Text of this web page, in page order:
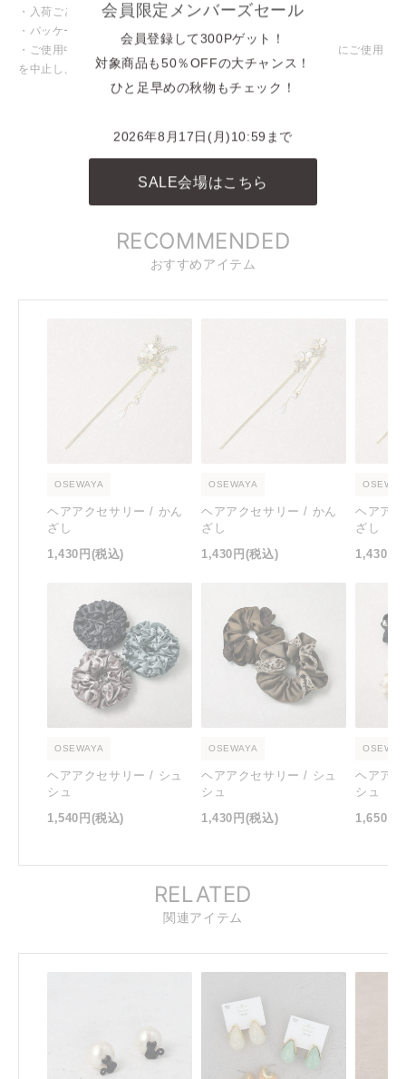
・入荷ごとに色味や仕様が変わる場合がございます。
・パッケージや台紙等が変わる場合がございます。
・ご使用中、皮膚にかゆみや腫れなど異常を感じた場合は直ちにご使用
を中止し、専門医にご相談ください。
INSTAGRAM
REELS
リール動画
RECOMMENDED
おすすめアイテム
OSEWAYA
ヘアアクセサリー / かん
ざし
1,430円 (税込)
OSEWAYA
ヘアアクセサリー / かん
ざし
1,430円 (税込)
ヘアア
ざし
1,430円
OSEWAYA
ヘアアクセサリー / シュ
シュ
1,540円 (税込)
OSEWAYA
ヘアアクセサリー / シュ
シュ
1,430円 (税込)
ヘアア
シュ
1,650円
RELATED
関連アイテム
会員限定メンバーズセール
会員登録して300Pゲット！
対象商品も50％OFFの大チャンス！
ひと足早めの秋物もチェック！
2026年8月17日(月)10:59まで
SALE会場はこちら